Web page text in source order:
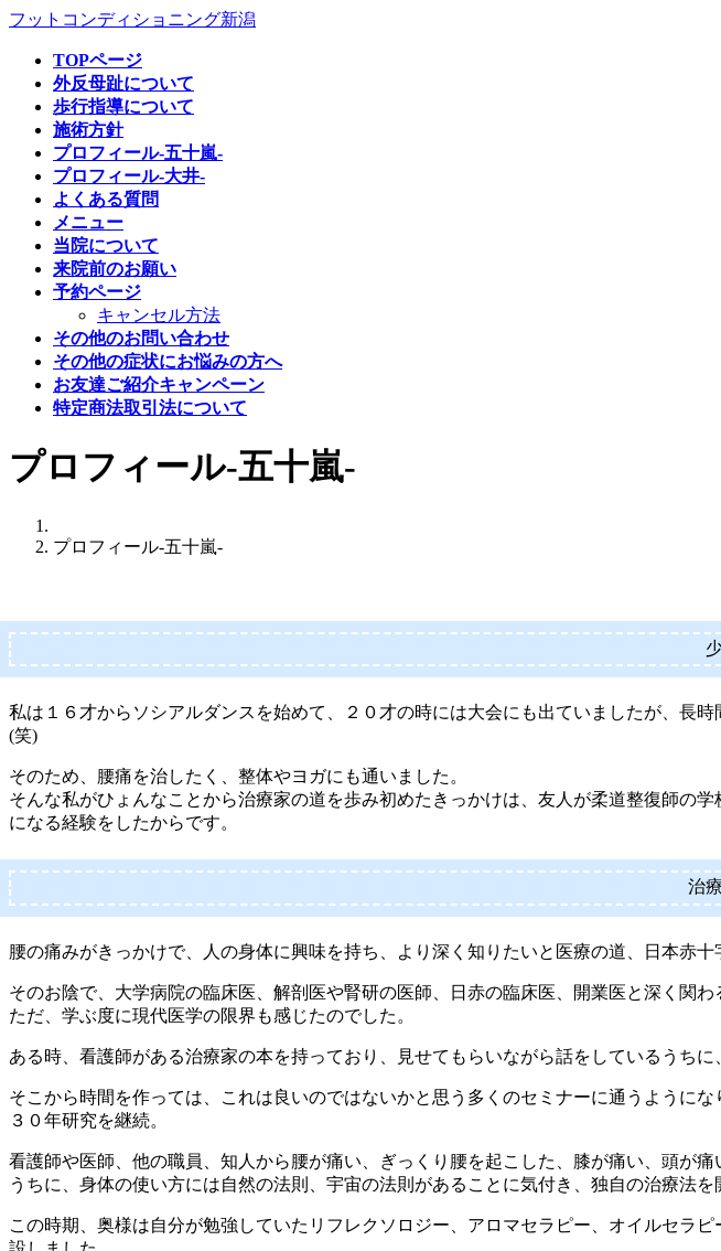
コ
ナ
フットコンディショニング新潟
TOPページ
外反母趾について
歩行指導について
施術方針
プロフィール-五十嵐-
プロフィール-大井-
よくある質問
メニュー
当院について
来院前のお願い
予約ページ
キャンセル方法
その他のお問い合わせ
その他の症状にお悩みの方へ
お友達ご紹介キャンペーン
特定商法取引法について
プロフィール-五十嵐-
プロフィール-五十嵐-
私は１６才からソシアルダンスを始めて、２０才の時には大会にも出ていましたが、長
(笑)
そのため、腰痛を治したく、整体やヨガにも通いました。
そんな私がひょんなことから治療家の道を歩み初めたきっかけは、友人が柔道整復師の
になる経験をしたからです。
治
腰の痛みがきっかけで、人の身体に興味を持ち、より深く知りたいと医療の道、日本赤十
そのお陰で、大学病院の臨床医、解剖医や腎研の医師、日赤の臨床医、開業医と深く関
ただ、学ぶ度に現代医学の限界も感じたのでした。
ある時、看護師がある治療家の本を持っており、見せてもらいながら話をしているうち
そこから時間を作っては、これは良いのではないかと思う多くのセミナーに通うように
３０年研究を継続。
看護師や医師、他の職員、知人から腰が痛い、ぎっくり腰を起こした、膝が痛い、頭が
うちに、身体の使い方には自然の法則、宇宙の法則があることに気付き、独自の治療法
この時期、奥様は自分が勉強していたリフレクソロジー、アロマセラピー、オイルセラ